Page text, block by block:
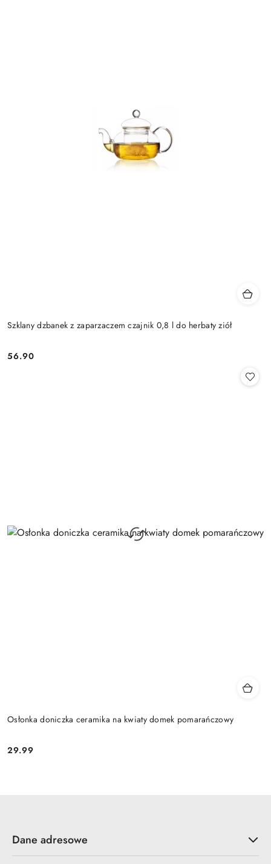
Szklany dzbanek z zaparzaczem czajnik 0,8 l do herbaty ziół
Cena:
56.90
Osłonka doniczka ceramika na kwiaty domek pomarańczowy
Cena:
29.99
Dane adresowe